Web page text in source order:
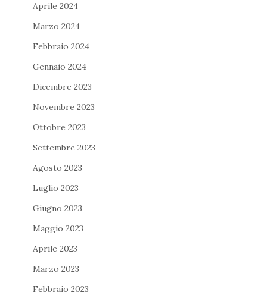
Aprile 2024
Marzo 2024
Febbraio 2024
Gennaio 2024
Dicembre 2023
Novembre 2023
Ottobre 2023
Settembre 2023
Agosto 2023
Luglio 2023
Giugno 2023
Maggio 2023
Aprile 2023
Marzo 2023
Febbraio 2023